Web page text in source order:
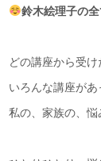
鈴木絵理子の
どの講座から受
いろんな講座が
私の、家族の、